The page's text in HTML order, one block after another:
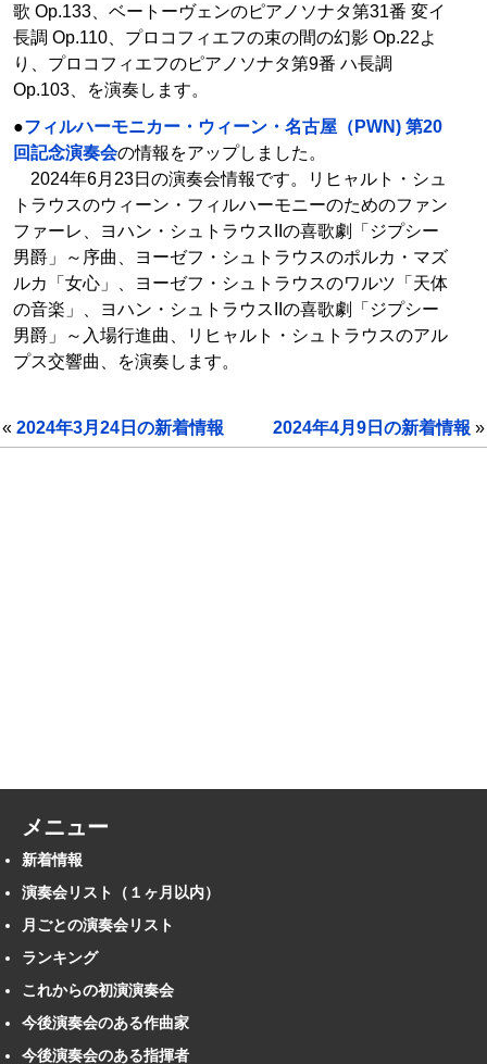
歌 Op.133、ベートーヴェンのピアノソナタ第31番 変イ
長調 Op.110、プロコフィエフの束の間の幻影 Op.22よ
り、プロコフィエフのピアノソナタ第9番 ハ長調
Op.103、を演奏します。
●フィルハーモニカー・ウィーン・名古屋（PWN) 第20
回記念演奏会の情報をアップしました。
2024年6月23日の演奏会情報です。リヒャルト・シュ
トラウスのウィーン・フィルハーモニーのためのファン
ファーレ、ヨハン・シュトラウスIIの喜歌劇「ジプシー
男爵」～序曲、ヨーゼフ・シュトラウスのポルカ・マズ
ルカ「女心」、ヨーゼフ・シュトラウスのワルツ「天体
の音楽」、ヨハン・シュトラウスIIの喜歌劇「ジプシー
男爵」～入場行進曲、リヒャルト・シュトラウスのアル
プス交響曲、を演奏します。
« 2024年3月24日の新着情報 2024年4月9日の新着情報 »
メニュー
新着情報
演奏会リスト（１ヶ月以内）
月ごとの演奏会リスト
ランキング
これからの初演演奏会
今後演奏会のある作曲家
今後演奏会のある指揮者